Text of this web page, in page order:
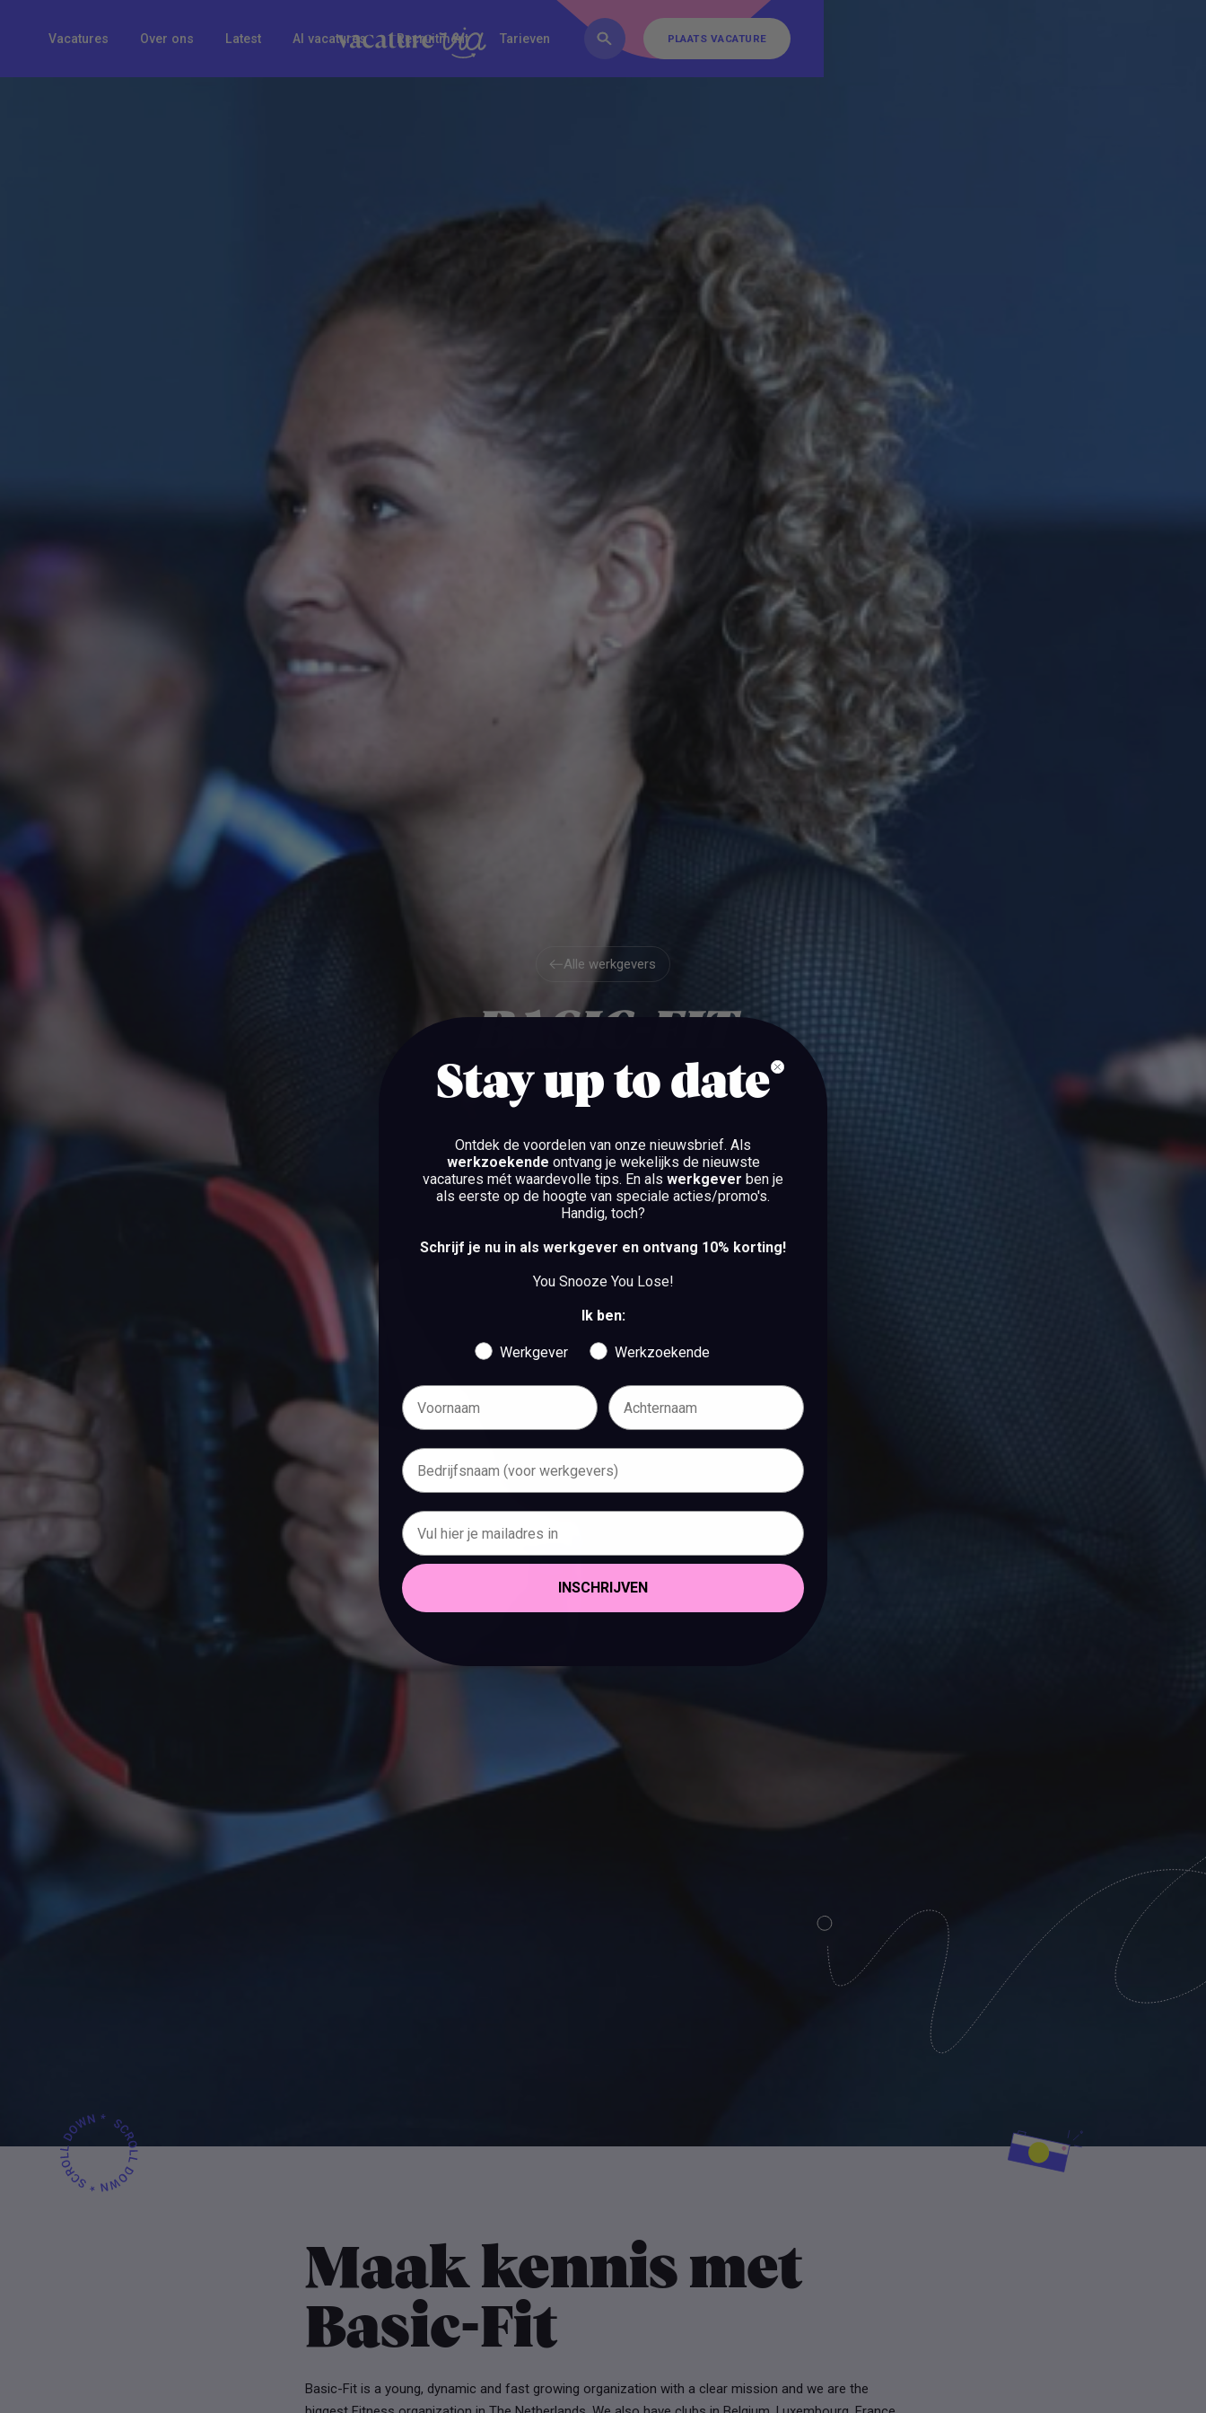
FAQ Inschrijven Contact
Vacatures Over ons Latest AI vacatures Recruitment Tarieven PLAATS VACATURE
PLAATS VACATURE
Alle werkgevers
Alle werkgevers
BASIC-FIT
HOOFDDORP
BEKIJK DE VACATURES
BEKIJK DE VACATURES
Maak kennis met
Basic-Fit
Basic-Fit is a young, dynamic and fast growing organization with a clear mission and we are the
Stay up to date
Ontdek de voordelen van onze nieuwsbrief. Als
werkzoekende ontvang je wekelijks de nieuwste
vacatures mét waardevolle tips. En als werkgever ben je
als eerste op de hoogte van speciale acties/promo's.
Handig, toch?
Schrijf je nu in als werkgever en ontvang 10% korting!
You Snooze You Lose!
Ik ben:
Werkgever Werkzoekende
INSCHRIJVEN